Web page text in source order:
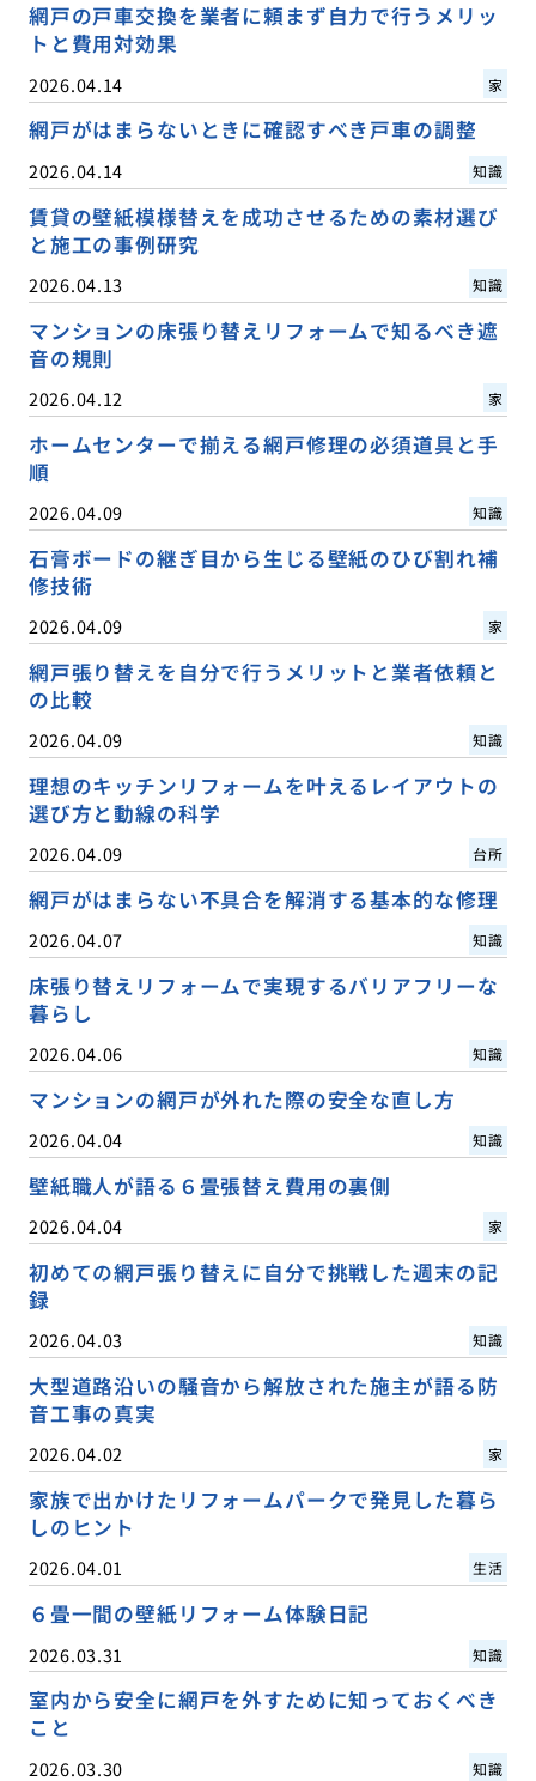
網戸の戸車交換を業者に頼まず自力で行うメリッ
トと費用対効果
2026.04.14 家
網戸がはまらないときに確認すべき戸車の調整
2026.04.14 知識
賃貸の壁紙模様替えを成功させるための素材選び
と施工の事例研究
2026.04.13 知識
マンションの床張り替えリフォームで知るべき遮
音の規則
2026.04.12 家
ホームセンターで揃える網戸修理の必須道具と手
順
2026.04.09 知識
石膏ボードの継ぎ目から生じる壁紙のひび割れ補
修技術
2026.04.09 家
網戸張り替えを自分で行うメリットと業者依頼と
の比較
2026.04.09 知識
理想のキッチンリフォームを叶えるレイアウトの
選び方と動線の科学
2026.04.09 台所
網戸がはまらない不具合を解消する基本的な修理
2026.04.07 知識
床張り替えリフォームで実現するバリアフリーな
暮らし
2026.04.06 知識
マンションの網戸が外れた際の安全な直し方
2026.04.04 知識
壁紙職人が語る６畳張替え費用の裏側
2026.04.04 家
初めての網戸張り替えに自分で挑戦した週末の記
録
2026.04.03 知識
大型道路沿いの騒音から解放された施主が語る防
音工事の真実
2026.04.02 家
家族で出かけたリフォームパークで発見した暮ら
しのヒント
2026.04.01 生活
６畳一間の壁紙リフォーム体験日記
2026.03.31 知識
室内から安全に網戸を外すために知っておくべき
こと
2026.03.30 知識